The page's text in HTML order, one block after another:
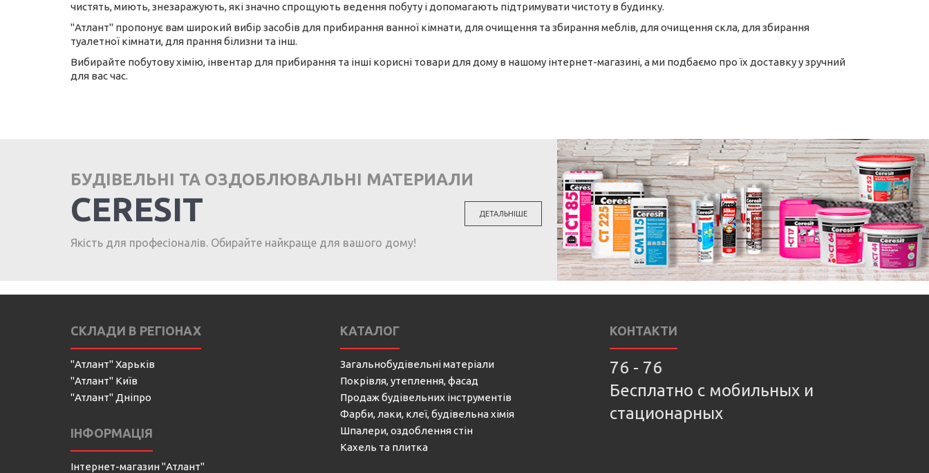
чистять, миють, знезаражують, які значно спрощують ведення побуту і допомагають підтримувати чистоту в будинку.
"Атлант" пропонує вам широкий вибір засобів для прибирання ванної кімнати, для очищення та збирання меблів, для очищення скла, для збирання
туалетної кімнати, для прання білизни та інш.
Вибирайте побутову хімію, інвентар для прибирання та інші корисні товари для дому в нашому інтернет-магазині, а ми подбаємо про їх доставку у зручний
для вас час.
БУДІВЕЛЬНІ ТА ОЗДОБЛЮВАЛЬНІ МАТЕРИАЛИ
CERESIT
Якість для професіоналів. Обирайте найкраще для вашого дому!
ДЕТАЛЬНІШЕ
СКЛАДИ В РЕГІОНАХ
"Атлант" Харьків
"Атлант" Київ
"Атлант" Дніпро
ІНФОРМАЦІЯ
Інтернет-магазин "Атлант"
КАТАЛОГ
Загальнобудівельні матеріали
Покрівля, утеплення, фасад
Продаж будівельних інструментів
Фарби, лаки, клеї, будівельна хімія
Шпалери, оздоблення стін
Кахель та плитка
КОНТАКТИ
76 - 76
Бесплатно с мобильных и
стационарных